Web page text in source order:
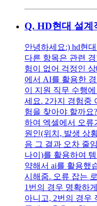
Q. HD현대 설계
안녕하세요:) hd현
다른 항목은 관련
험이 없어 걱정인
에서 AI를 활용한
이 지원 직무 수행
세요. 2가지 경험중
험을 찾아야 할까요
하여 엑셀에서 오류
원인(위치, 발생 상
음 그 결과 오차 줄
나이)를 활용하여
약해서 ai를 활용했
시해줌. 오류 잡는
1번의 경우 명확하
아니고, 2번의 경우